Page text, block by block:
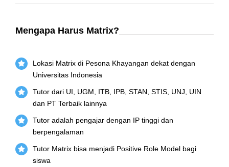
Mengapa Harus Matrix?
Lokasi Matrix di Pesona Khayangan dekat dengan
Universitas Indonesia
Tutor dari UI, UGM, ITB, IPB, STAN, STIS, UNJ, UIN
dan PT Terbaik lainnya
Tutor adalah pengajar dengan IP tinggi dan
berpengalaman
Tutor Matrix bisa menjadi Positive Role Model bagi
siswa